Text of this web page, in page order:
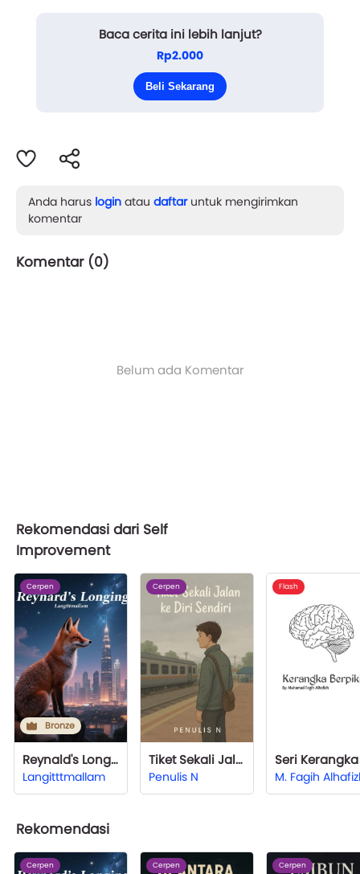
Reynard adalah pewaris kepala klan rubah Merah
yang dihormati, sebuah garis keturunan yang ...
Baca cerita ini lebih lanjut?
Rp2.000
Beli Sekarang
Anda harus login atau daftaruntuk mengirimkan
komentar
Komentar (0)
Belum ada Komentar
Rekomendasi dari Self
Improvement
Cerpen
Bronze
Reynald's Longing
Langitttmallam
Cerpen
Tiket Sekali Jalan ke Diri Sendiri
Penulis N
Flash
M. Fagih
Rekomendasi
Cerpen Cerpen Cerpen